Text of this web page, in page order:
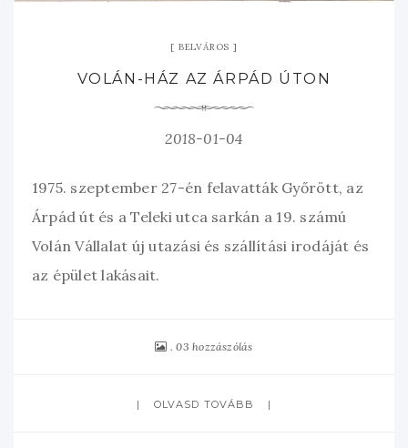
BELVÁROS
VOLÁN-HÁZ AZ ÁRPÁD ÚTON
2018-01-04
1975. szeptember 27-én felavatták Győrött, az
Árpád út és a Teleki utca sarkán a 19. számú
Volán Vállalat új utazási és szállítási irodáját és
az épület lakásait.
03 hozzászólás
OLVASD TOVÁBB